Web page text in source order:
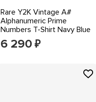
Rare Y2K Vintage A#
Alphanumeric Prime
Numbers T-Shirt Navy Blue
Size M Skate
6 290 ₽